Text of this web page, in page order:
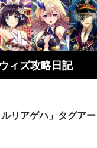
ィズ攻略日記
ルリアゲハ」タグア